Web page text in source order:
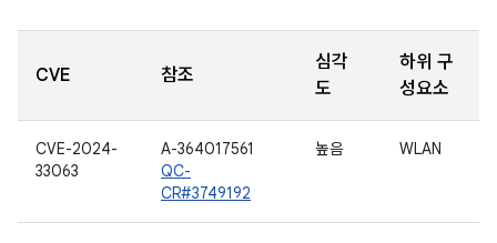
CVE 참조
심각
도
하위 구
성요소
CVE-2024-
33063
A-364017561
QC-
CR#3749192
높음 WLAN